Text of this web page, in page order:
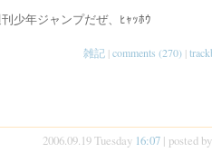
少年ジャンプだぜ、ﾋｬｯﾎｳ
雑記 |comments (270) |
2006.09.19 Tuesday 16:07 | posted